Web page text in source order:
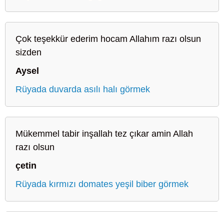
Çok teşekkür ederim hocam Allahım razı olsun
sizden
Aysel
Rüyada duvarda asılı halı görmek
Mükemmel tabir inşallah tez çıkar amin Allah
razı olsun
çetin
Rüyada kırmızı domates yeşil biber görmek